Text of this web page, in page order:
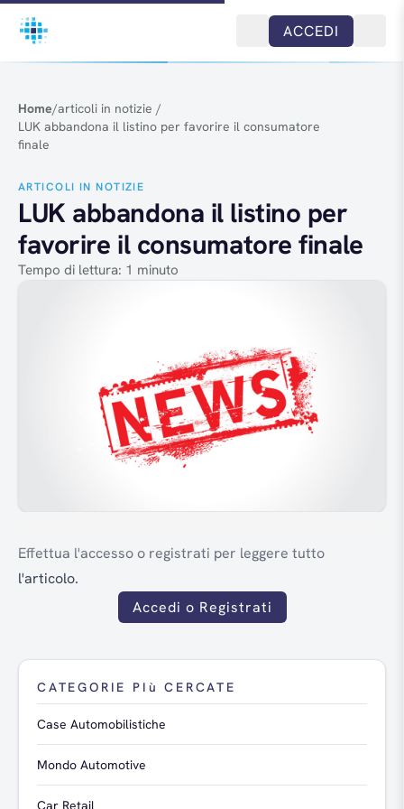
Salta al contenuto
ACCEDI
Home/articoli in notizie /
LUK abbandona il listino per favorire il consumatore
finale
ARTICOLI IN NOTIZIE
LUK abbandona il listino per
favorire il consumatore finale
Tempo di lettura: 1 minuto
Effettua l'accesso o registrati per leggere tutto
l'articolo.
Accedi o Registrati
CATEGORIE PIù CERCATE
Case Automobilistiche
Mondo Automotive
Car Retail